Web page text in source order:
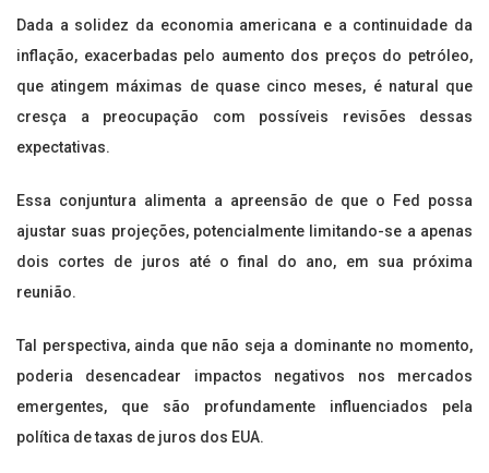
Dada a solidez da economia americana e a continuidade da
inflação, exacerbadas pelo aumento dos preços do petróleo,
que atingem máximas de quase cinco meses, é natural que
cresça a preocupação com possíveis revisões dessas
expectativas.
Essa conjuntura alimenta a apreensão de que o Fed possa
ajustar suas projeções, potencialmente limitando-se a apenas
dois cortes de juros até o final do ano, em sua próxima
reunião.
Tal perspectiva, ainda que não seja a dominante no momento,
poderia desencadear impactos negativos nos mercados
emergentes, que são profundamente influenciados pela
política de taxas de juros dos EUA.